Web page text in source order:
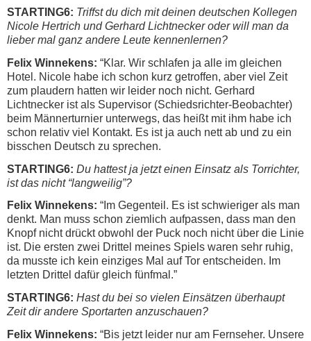
STARTING6: Triffst du dich mit deinen deutschen Kollegen
Nicole Hertrich und Gerhard Lichtnecker oder will man da
lieber mal ganz andere Leute kennenlernen?
Felix Winnekens: “Klar. Wir schlafen ja alle im gleichen
Hotel. Nicole habe ich schon kurz getroffen, aber viel Zeit
zum plaudern hatten wir leider noch nicht. Gerhard
Lichtnecker ist als Supervisor (Schiedsrichter-Beobachter)
beim Männerturnier unterwegs, das heißt mit ihm habe ich
schon relativ viel Kontakt. Es ist ja auch nett ab und zu ein
bisschen Deutsch zu sprechen.
STARTING6: Du hattest ja jetzt einen Einsatz als Torrichter,
ist das nicht “langweilig”?
Felix Winnekens: “Im Gegenteil. Es ist schwieriger als man
denkt. Man muss schon ziemlich aufpassen, dass man den
Knopf nicht drückt obwohl der Puck noch nicht über die Linie
ist. Die ersten zwei Drittel meines Spiels waren sehr ruhig,
da musste ich kein einziges Mal auf Tor entscheiden. Im
letzten Drittel dafür gleich fünfmal.”
STARTING6: Hast du bei so vielen Einsätzen überhaupt
Zeit dir andere Sportarten anzuschauen?
Felix Winnekens: “Bis jetzt leider nur am Fernseher. Unsere